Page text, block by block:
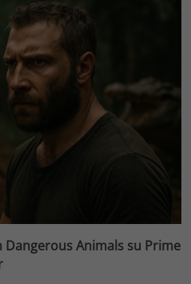
Dangerous Animals su Prime